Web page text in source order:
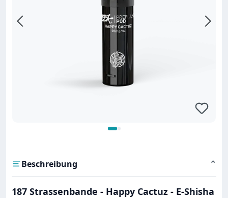
Beschreibung ⌄
187 Strassenbande - Happy Cactuz - E-Shisha